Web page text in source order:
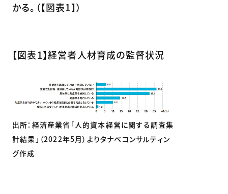
かる。（【図表1】）
【図表1】経営者人材育成の監督状況
出所：経済産業省「人的資本経営に関する調査集
計結果」（2022年5月）よりタナベコンサルティン
グ作成